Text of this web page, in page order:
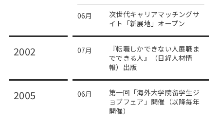
06月
次世代キャリアマッチングサ
イト「新展地」オープン
2002 07月
『転職しかできない人展職ま
でできる人』（日経人材情
報）出版
2005 06月
第一回「海外大学院留学生ジ
ョブフェア」開催（以降毎年
開催）